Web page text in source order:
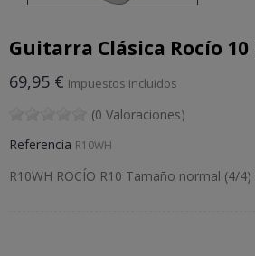
Guitarra Clásica Rocío 10
69,95 € Impuestos incluidos
(0 Valoraciones)
Referencia R10WH
R10WH ROCÍO R10 Tamaño normal (4/